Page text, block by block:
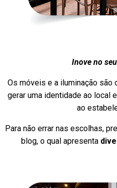
Inove no
Os móveis e a iluminação
gerar uma identidade ao local
ao
Para não errar nas escolhas,
blog, o qual apresenta